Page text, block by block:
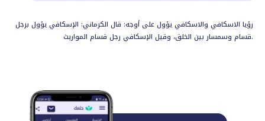
رؤيا الاسكافي والاسكافي يؤول على أوجه: قال الكرماني: الإسكافي يؤول برجل
قسام وسمسار بين الخلق، وقيل الإسكافي رجل قسام المواريث.